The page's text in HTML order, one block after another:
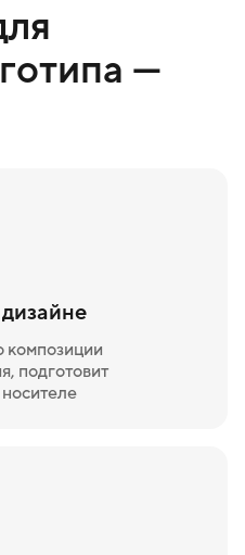
—
композиции
подготовит